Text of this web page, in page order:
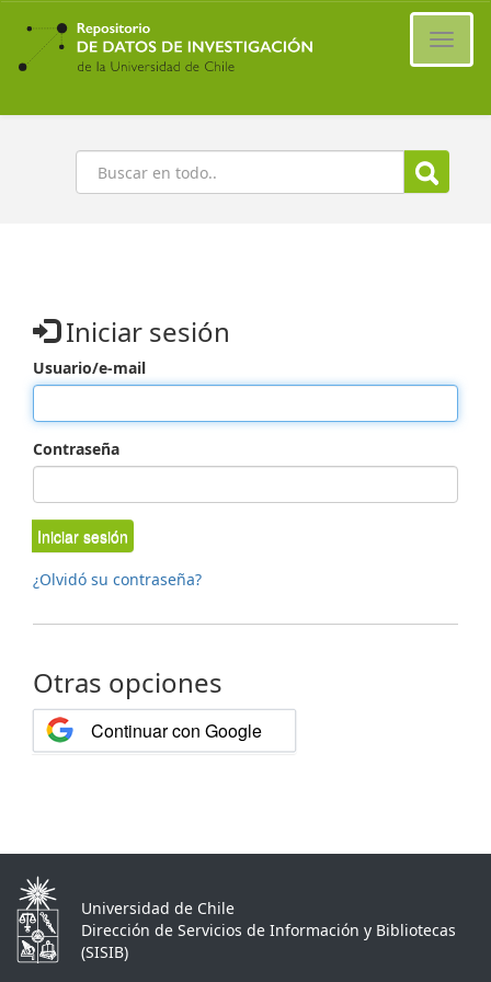
Ir
contenido
principal
Buscar
Iniciar sesión
Usuario/e-mail
Contraseña
Iniciar sesión
¿Olvidó su contraseña?
Otras opciones
Continuar con Google
Universidad de Chile
Dirección de Servicios de Información y Bibliotecas
(SISIB)